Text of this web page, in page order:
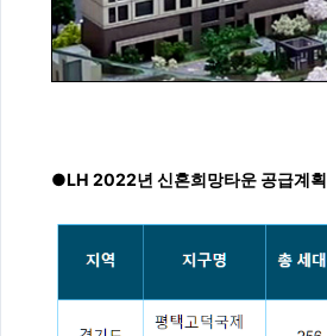
●LH 2022년 신혼희망타운 공급계획